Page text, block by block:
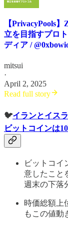
【PrivacyPools
立を目指すプロ
ディア /
mitsui
·
April 2, 2025
Read full story
🐦イランとイス
ビットコインは
ビットコイ
意したこと
週末の下落
時価総額上
もこの値動